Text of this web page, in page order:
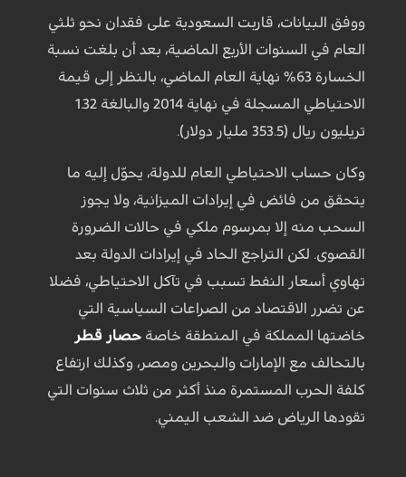
ووفق البيانات، قاربت السعودية على فقدان نحو ثلثي
العام في السنوات الأربع الماضية، بعد أن بلغت نسبة
الخسارة 63% نهاية العام الماضي، بالنظر إلى قيمة
الاحتياطي المسجلة في نهاية 2014 والبالغة 1.32
تريليون ريال (353.5 مليار دولار).
وكان حساب الاحتياطي العام للدولة، يحوّل إليه ما
يتحقق من فائض في إيرادات الميزانية، ولا يجوز
السحب منه إلا بمرسوم ملكي في حالات الضرورة
القصوى. لكن التراجع الحاد في إيرادات الدولة بعد
تهاوي أسعار النفط تسبب في تآكل الاحتياطي، فضلا
عن تضرر الاقتصاد من الصراعات السياسية التي
خاضتها المملكة في المنطقة خاصة حصار قطر
بالتحالف مع الإمارات والبحرين ومصر، وكذلك ارتفاع
كلفة الحرب المستمرة منذ أكثر من ثلاث سنوات التي
تقودها الرياض ضد الشعب اليمني.